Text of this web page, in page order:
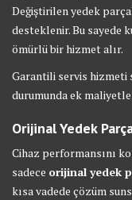
Değiştirilen yedek
desteklenir. Bu sayede
ömürlü bir hizmet alır.
Garantili servis hizmeti
durumunda ek
Orijinal Yedek
Cihaz performansını
sadece orijinal yedek
kısa vadede çözüm